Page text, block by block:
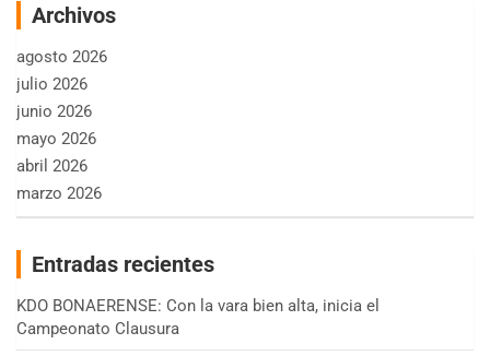
Archivos
agosto 2026
julio 2026
junio 2026
mayo 2026
abril 2026
marzo 2026
Entradas recientes
KDO BONAERENSE: Con la vara bien alta, inicia el
Campeonato Clausura